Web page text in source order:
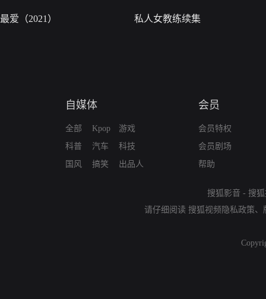
最爱（2021） 私人女教练续集
自媒体
全部
科普
国风
Kpop
汽车
搞笑
游戏
科技
出品人
会员
会员特权
会员剧场
帮助
搜狐影音 - 搜
请仔细阅读 搜狐视频隐私政策、